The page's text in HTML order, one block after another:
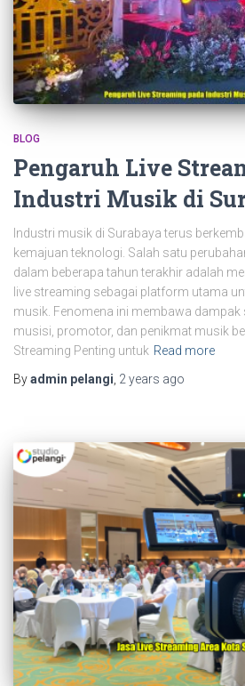
BLOG
Pengaruh Live
Industri Musik di
Industri musik di Surabaya terus
kemajuan teknologi. Salah satu
dalam beberapa tahun terakhir adalah
live streaming sebagai platform utama
musik. Fenomena ini membawa dampak
musisi, promotor, dan penikmat musik
Streaming Penting untuk Read more
Byadmin pelangi 2 years ago